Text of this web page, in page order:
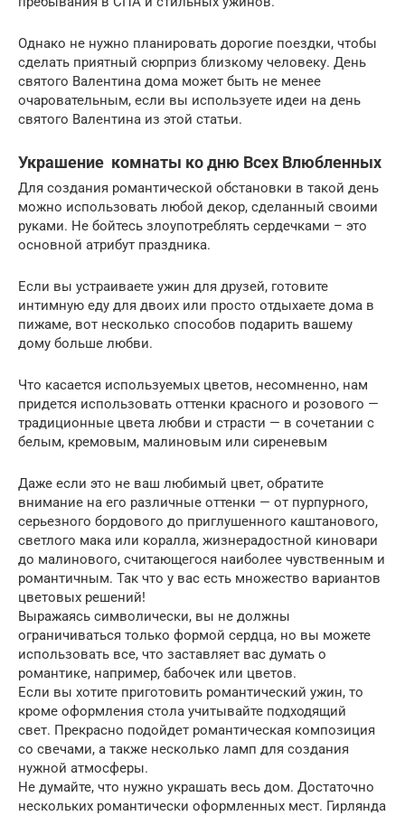
Однако не нужно планировать дорогие поездки, чтобы
сделать приятный сюрприз близкому человеку. День
святого Валентина дома может быть не менее
очаровательным, если вы используете идеи на день
святого Валентина из этой статьи.
Украшение комнаты ко дню Всех Влюбленных
Для создания романтической обстановки в такой день
можно использовать любой декор, сделанный своими
руками. Не бойтесь злоупотреблять сердечками – это
основной атрибут праздника.
Если вы устраиваете ужин для друзей, готовите
интимную еду для двоих или просто отдыхаете дома в
пижаме, вот несколько способов подарить вашему
дому больше любви.
Что касается используемых цветов, несомненно, нам
придется использовать оттенки красного и розового —
традиционные цвета любви и страсти — в сочетании с
белым, кремовым, малиновым или сиреневым
Даже если это не ваш любимый цвет, обратите
внимание на его различные оттенки — от пурпурного,
серьезного бордового до приглушенного каштанового,
светлого мака или коралла, жизнерадостной киновари
до малинового, считающегося наиболее чувственным и
романтичным. Так что у вас есть множество вариантов
цветовых решений!
Выражаясь символически, вы не должны
ограничиваться только формой сердца, но вы можете
использовать все, что заставляет вас думать о
романтике, например, бабочек или цветов.
Если вы хотите приготовить романтический ужин, то
кроме оформления стола учитывайте подходящий
свет. Прекрасно подойдет романтическая композиция
со свечами, а также несколько ламп для создания
нужной атмосферы.
Не думайте, что нужно украшать весь дом. Достаточно
нескольких романтически оформленных мест. Гирлянда